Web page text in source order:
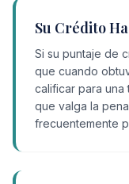
Su Crédito
Si su puntaje de
que cuando
calificar para una
que valga la
frecuentemente